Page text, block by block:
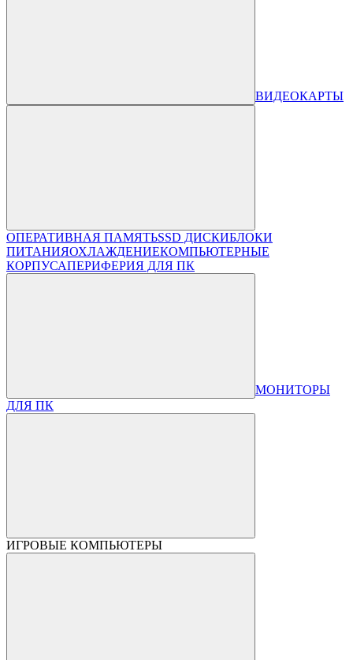
ВИДЕОКАРТЫ
ОПЕРАТИВНАЯ ПАМЯТЬSSD ДИСКИБЛОКИ
ПИТАНИЯОХЛАЖДЕНИЕКОМПЬЮТЕРНЫЕ
КОРПУСАПЕРИФЕРИЯ ДЛЯ ПК
МОНИТОРЫ
ДЛЯ ПК
ИГРОВЫЕ КОМПЬЮТЕРЫ